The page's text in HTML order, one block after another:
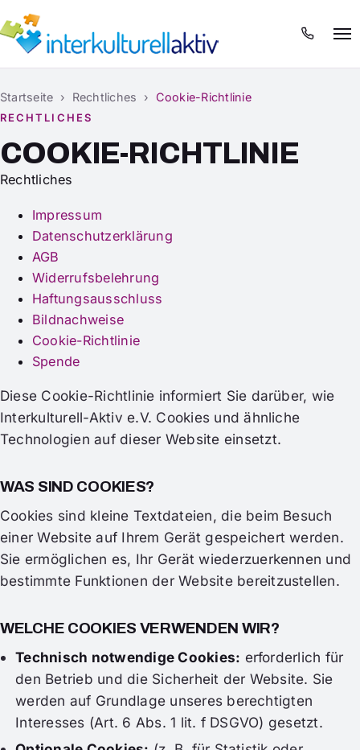
Startseite › Rechtliches › Cookie-Richtlinie
RECHTLICHES
COOKIE-RICHTLINIE
Rechtliches
Impressum
Datenschutzerklärung
AGB
Widerrufsbelehrung
Haftungsausschluss
Bildnachweise
Cookie-Richtlinie
Spende
Diese Cookie-Richtlinie informiert Sie darüber, wie
Interkulturell-Aktiv e.V. Cookies und ähnliche
Technologien auf dieser Website einsetzt.
WAS SIND COOKIES?
Cookies sind kleine Textdateien, die beim Besuch
einer Website auf Ihrem Gerät gespeichert werden.
Sie ermöglichen es, Ihr Gerät wiederzuerkennen und
bestimmte Funktionen der Website bereitzustellen.
WELCHE COOKIES VERWENDEN WIR?
Technisch notwendige Cookies: erforderlich für
den Betrieb und die Sicherheit der Website. Sie
werden auf Grundlage unseres berechtigten
Interesses (Art. 6 Abs. 1 lit. f DSGVO) gesetzt.